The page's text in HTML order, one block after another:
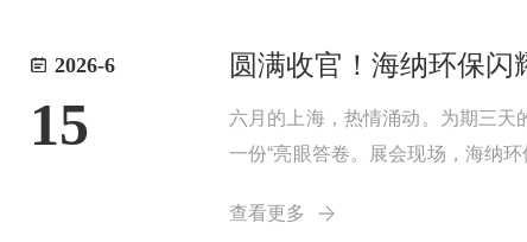
2026-6
15
圆满收官！海纳环保闪
六月的上海，热情涌动。为期三
一份“亮眼答卷。展会现场，海纳
景。同样吸引无数目...
查看更多